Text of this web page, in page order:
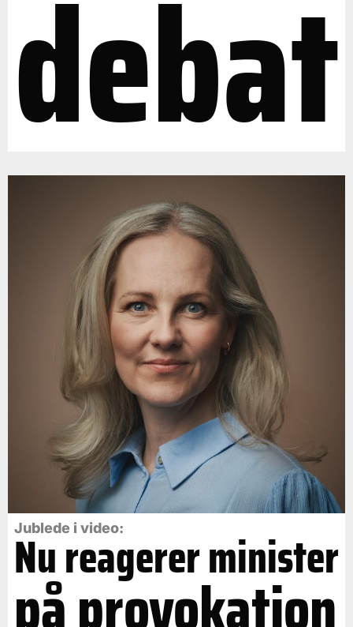
debat
Jublede i video:
Nu reagerer minister